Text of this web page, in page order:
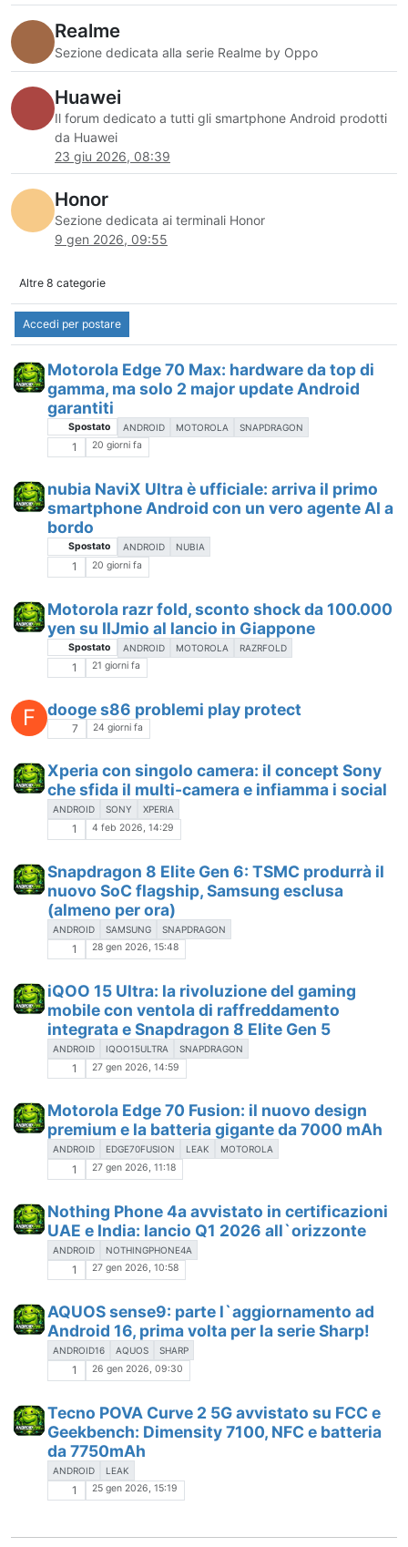
Realme
Sezione dedicata alla serie Realme by Oppo
Huawei
Il forum dedicato a tutti gli smartphone Android prodotti
da Huawei
23 giu 2026, 08:39
Honor
Sezione dedicata ai terminali Honor
9 gen 2026, 09:55
Altre 8 categorie
Accedi per postare
Motorola Edge 70 Max: hardware da top di
gamma, ma solo 2 major update Android
garantiti
Spostato ANDROID MOTOROLA SNAPDRAGON
1 20 giorni fa
nubia NaviX Ultra è ufficiale: arriva il primo
smartphone Android con un vero agente AI a
bordo
Spostato ANDROID NUBIA
1 20 giorni fa
Motorola razr fold, sconto shock da 100.000
yen su IIJmio al lancio in Giappone
Spostato ANDROID MOTOROLA RAZRFOLD
1 21 giorni fa
F dooge s86 problemi play protect
7 24 giorni fa
Xperia con singolo camera: il concept Sony
che sfida il multi-camera e infiamma i social
ANDROID SONY XPERIA
1 4 feb 2026, 14:29
Snapdragon 8 Elite Gen 6: TSMC produrrà il
nuovo SoC flagship, Samsung esclusa
(almeno per ora)
ANDROID SAMSUNG SNAPDRAGON
1 28 gen 2026, 15:48
iQOO 15 Ultra: la rivoluzione del gaming
mobile con ventola di raffreddamento
integrata e Snapdragon 8 Elite Gen 5
ANDROID IQOO15ULTRA SNAPDRAGON
1 27 gen 2026, 14:59
Motorola Edge 70 Fusion: il nuovo design
premium e la batteria gigante da 7000 mAh
ANDROID EDGE70FUSION LEAK MOTOROLA
1 27 gen 2026, 11:18
Nothing Phone 4a avvistato in certificazioni
UAE e India: lancio Q1 2026 all`orizzonte
ANDROID NOTHINGPHONE4A
1 27 gen 2026, 10:58
AQUOS sense9: parte l`aggiornamento ad
Android 16, prima volta per la serie Sharp!
ANDROID16 AQUOS SHARP
1 26 gen 2026, 09:30
Tecno POVA Curve 2 5G avvistato su FCC e
Geekbench: Dimensity 7100, NFC e batteria
da 7750mAh
ANDROID LEAK
1 25 gen 2026, 15:19